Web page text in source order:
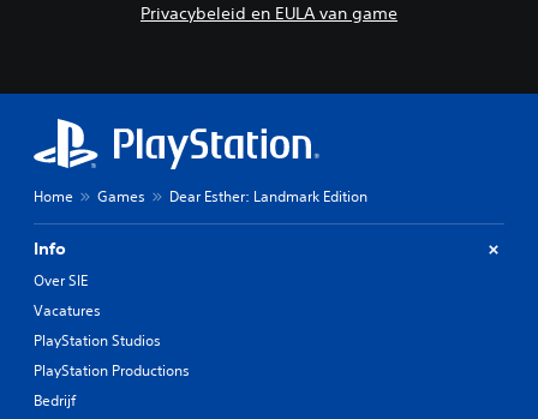
Privacybeleid en EULA van game
Home Games Dear Esther: Landmark Edition
Info
Over SIE
Vacatures
PlayStation Studios
PlayStation Productions
Bedrijf